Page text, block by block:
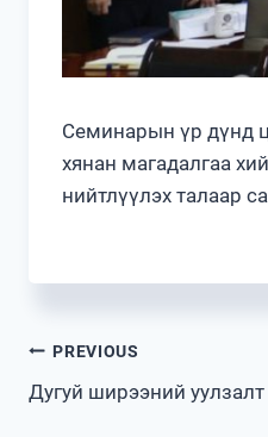
Семинарын үр дүнд
хянан магадалгаа
нийтлүүлэх талаар
Post
navigation
PREVIOUS
Дугуй ширээний